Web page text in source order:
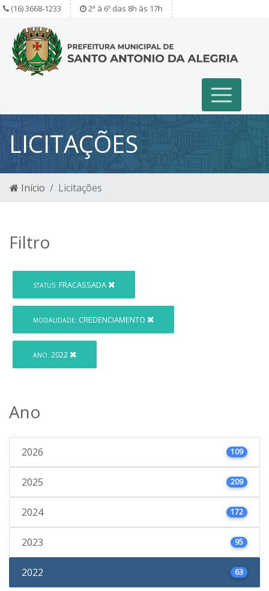
(16) 3668-1233 2ª à 6º das 8h às 17h
LICITAÇÕES
Início Licitações
Filtro
STATUS: FRACASSADA
MODALIDADE: CREDENCIAMENTO
ANO: 2022
Ano
2026 109
2025 209
2024 172
2023 95
2022 63